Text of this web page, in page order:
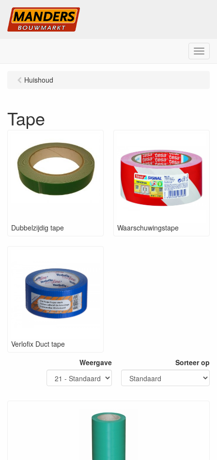
M
e
Huishoud
Tape
Dubbelzijdig tape Waarschuwingstape
Verlofix Duct tape
Weergave
Sorteer op